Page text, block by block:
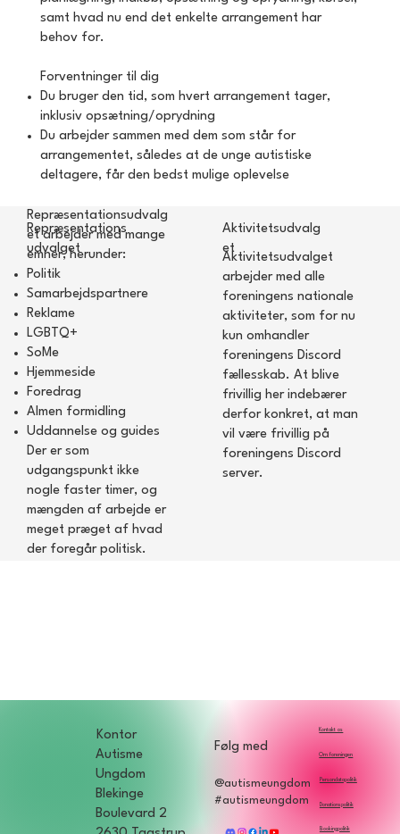
samt hvad nu end det enkelte arrangement har
behov for.
Forventninger til dig
Du bruger den tid, som hvert arrangement tager,
inklusiv opsætning/oprydning
Du arbejder sammen med dem som står for
arrangementet, således at de unge autistiske
deltagere, får den bedst mulige oplevelse
Repræsentations
udvalget
Repræsentationsudvalg
et arbejder med mange
emner, herunder:
Politik
Samarbejdspartnere
Reklame
LGBTQ+
SoMe
Hjemmeside
Foredrag
Almen formidling
Uddannelse og guides
Der er som
udgangspunkt ikke
nogle faster timer, og
mængden af arbejde er
meget præget af hvad
der foregår politisk.
Aktivitetsudvalget
arbejder med alle
foreningens nationale
aktiviteter, som for nu
kun omhandler
foreningens Discord
fællesskab. At blive
frivillig her indebærer
derfor konkret, at man
vil være frivillig på
foreningens Discord
server.
Aktivitetsudvalg
et
Kontor
Autisme
Ungdom
Blekinge
Boulevard 2
Følg med
@autismeungdom
#autismeungdom
Kontakt os
Om foreningen
Persondatapolitik
Donationspolitik
Bookingpolitik